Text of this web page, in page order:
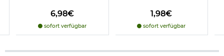
6,98€
sofort verfügbar
1,98€
sofort verfügbar